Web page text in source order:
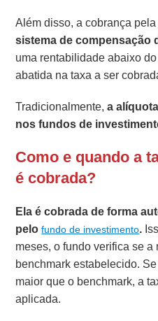
Além disso, a cobrança
sistema de compensação
uma rentabilidade abaixo
abatida na taxa a ser
Tradicionalmente,a
nos fundos de
Como e quando a
é cobrada?
Ela é cobrada de forma
pelofundo de investimento.
meses, o fundo verifica se
benchmark estabelecido.
maior que o benchmark, a
aplicada.